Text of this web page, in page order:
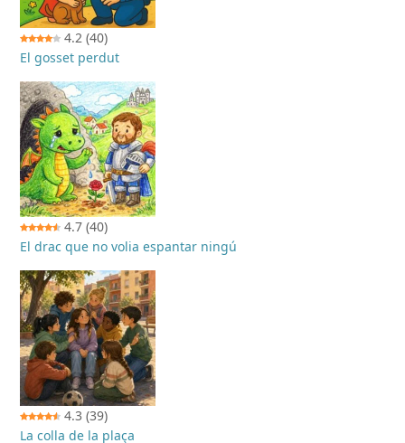
4.2 (40)
El gosset perdut
4.7 (40)
El drac que no volia espantar ningú
4.3 (39)
La colla de la plaça